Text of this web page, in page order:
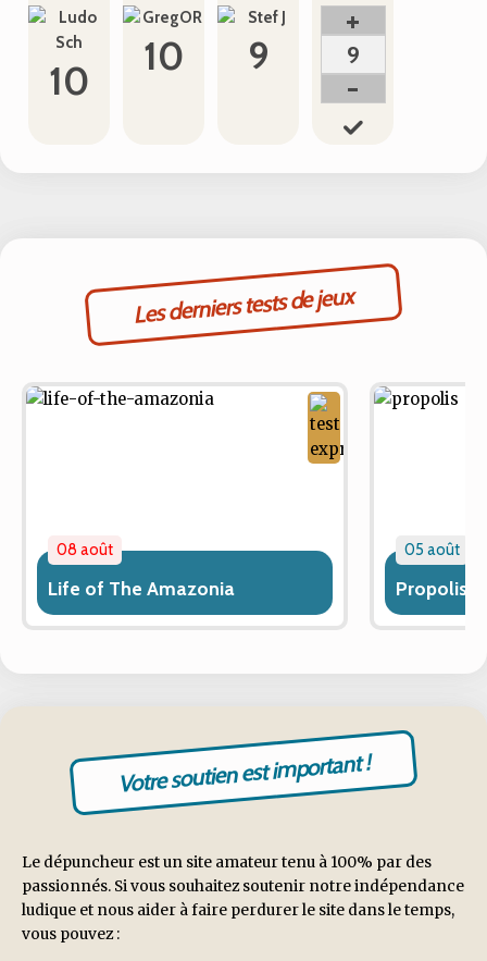
10
10 9
+
9
-
Les derniers tests de jeux
08 août
Life of The Amazonia
05 août
Propolis
Votre soutien est important !
Le dépuncheur est un site amateur tenu à 100% par des
passionnés. Si vous souhaitez soutenir notre indépendance
ludique et nous aider à faire perdurer le site dans le temps,
vous pouvez :